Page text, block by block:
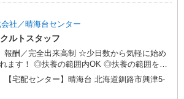
社／晴海台センター
ルトスタッフ
報酬／完全出来高制 ☆少日数から気軽に始め
ます！ ◎扶養の範囲内OK ◎扶養の範囲を超
収入も応相談 月額80,000円〜 ※研修期間中
当支払あり（5日間：時給1000円）
【宅配センター】晴海台 北海道釧路市興津5-